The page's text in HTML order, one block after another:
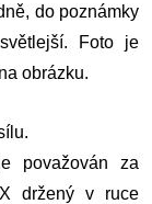
do poznámky
Foto je
obrázku.
považován za
držený v ruce